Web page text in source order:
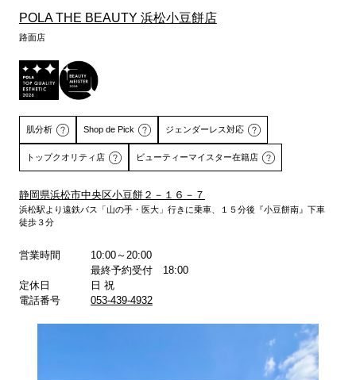
POLA THE BEAUTY 浜松小豆餅店
路面店
肌分析 Shop de Pick ジェンダーレス対応
トップクオリティ店 ビューティーマイスター在籍店
静岡県浜松市中央区小豆餅２－１６－７
浜松駅より遠鉄バス「山の手・医大」行きに乗車、１５分後『小豆餅南』下車
徒歩３分
営業時間
10:00～20:00
最終予約受付 18:00
定休日
日 祝
電話番号
053-439-4932